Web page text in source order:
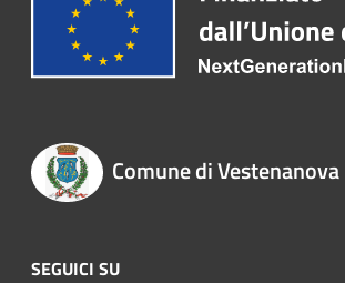
Comune di Vestenanova
SEGUICI SU